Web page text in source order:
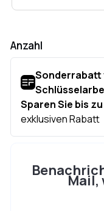
Anzahl
Mail,